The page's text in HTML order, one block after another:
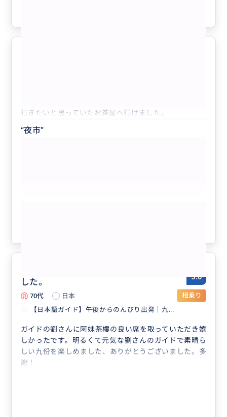
“夜市”
行きたいと思っていたお茶屋へ行けました。
した。
5.0
70代 日本
相乗り
【日本語ガイド】午後からのんびり出発｜九...
ガイドの劉さんに阿妹茶樓の良い席を取っていただき嬉
しかったです。明るくて元気な劉さんのガイドで素晴ら
しい九份を楽しめました、ありがとうございました。多
謝！